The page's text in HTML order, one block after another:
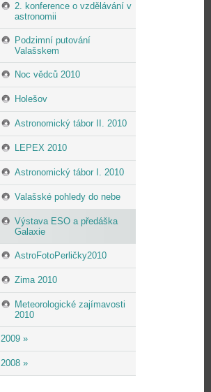
2. konference o vzdělávání v
astronomii
Podzimní putování
Valašskem
Noc vědců 2010
Holešov
Astronomický tábor II. 2010
LEPEX 2010
Astronomický tábor I. 2010
Valašské pohledy do nebe
Výstava ESO a předáška
Galaxie
AstroFotoPerličky2010
Zima 2010
Meteorologické zajímavosti
2010
2009 »
2008 »